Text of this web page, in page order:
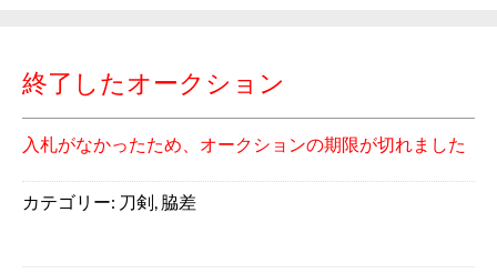
終了したオークション
入札がなかったため、オークションの期限が切れました
カテゴリー: 刀剣 脇差